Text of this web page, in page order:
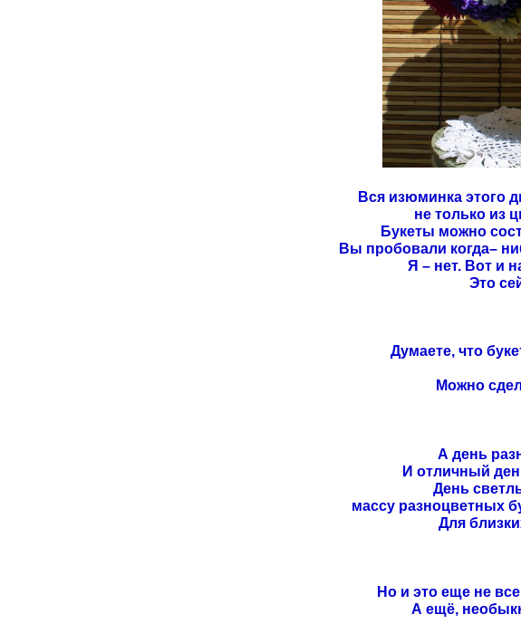
Вся изюминка этого
не только из
Букеты можно
Вы пробовали когда–
Я – нет. Вот и
Это
Думаете, что
Можно
А день
И отличный
День
массу разноцветных
Для
Но и это еще не
А ещё,